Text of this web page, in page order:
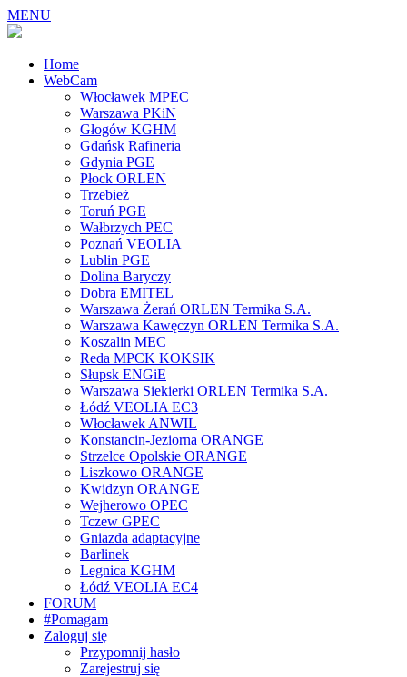
MENU
Home
WebCam
Włocławek MPEC
Warszawa PKiN
Głogów KGHM
Gdańsk Rafineria
Gdynia PGE
Płock ORLEN
Trzebież
Toruń PGE
Wałbrzych PEC
Poznań VEOLIA
Lublin PGE
Dolina Baryczy
Dobra EMITEL
Warszawa Żerań ORLEN Termika S.A.
Warszawa Kawęczyn ORLEN Termika S.A.
Koszalin MEC
Reda MPCK KOKSIK
Słupsk ENGiE
Warszawa Siekierki ORLEN Termika S.A.
Łódź VEOLIA EC3
Włocławek ANWIL
Konstancin-Jeziorna ORANGE
Strzelce Opolskie ORANGE
Liszkowo ORANGE
Kwidzyn ORANGE
Wejherowo OPEC
Tczew GPEC
Gniazda adaptacyjne
Barlinek
Legnica KGHM
Łódź VEOLIA EC4
FORUM
#Pomagam
Zaloguj się
Przypomnij hasło
Zarejestruj się